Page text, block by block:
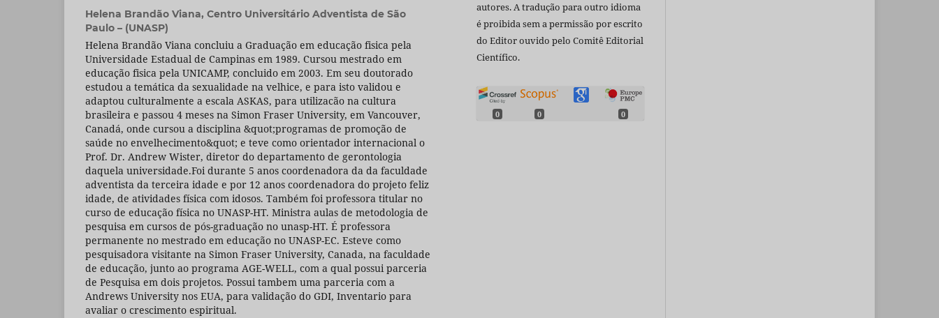
Helena Brandão Viana, Centro Universitário Adventista de São
Paulo – (UNASP)
Helena Brandão Viana concluiu a Graduação em educação fisica pela
Universidade Estadual de Campinas em 1989. Cursou mestrado em
educação fisica pela UNICAMP, concluido em 2003. Em seu doutorado
estudou a temática da sexualidade na velhice, e para isto validou e
adaptou culturalmente a escala ASKAS, para utilizacão na cultura
brasileira e passou 4 meses na Simon Fraser University, em Vancouver,
Canadá, onde cursou a disciplina &quot;programas de promoção de
saúde no envelhecimento&quot; e teve como orientador internacional o
Prof. Dr. Andrew Wister, diretor do departamento de gerontologia
daquela universidade.Foi durante 5 anos coordenadora da da faculdade
adventista da terceira idade e por 12 anos coordenadora do projeto feliz
idade, de atividades física com idosos. Também foi professora titular no
curso de educação física no UNASP-HT. Ministra aulas de metodologia de
pesquisa em cursos de pós-graduação no unasp-HT. É professora
permanente no mestrado em educação no UNASP-EC. Esteve como
pesquisadora visitante na Simon Fraser University, Canada, na faculdade
de educação, junto ao programa AGE-WELL, com a qual possui parceria
de Pesquisa em dois projetos. Possui tambem uma parceria com a
Andrews University nos EUA, para validação do GDI, Inventario para
avaliar o crescimento espiritual.
autores. A tradução para outro idioma
é proibida sem a permissão por escrito
do Editor ouvido pelo Comitê Editorial
Científico.
0 0 0